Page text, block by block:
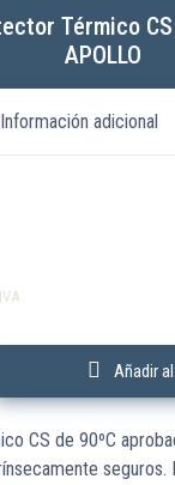
Térmico CS
APOLLO
Información adicional
Térmico CS 90ºC ATEX
Añadir
CS de 90ºC
seguros.